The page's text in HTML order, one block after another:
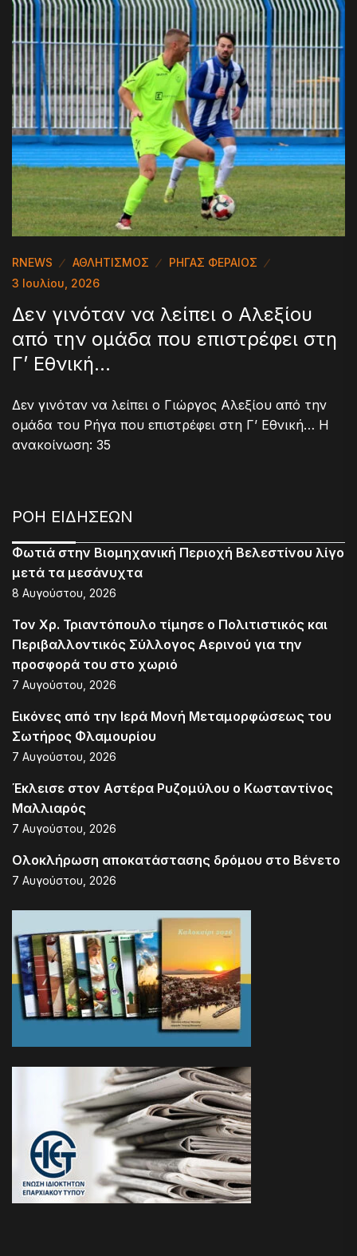
RNEWS ΑΘΛΗΤΙΣΜΟΣ
ΡΗΓΑΣ ΦΕΡΑΙΟΣ
3 Ιουλίου, 2026
Δεν γινόταν να λείπει ο Αλεξίου
από την ομάδα που επιστρέφει στη
Γ’ Εθνική…
Δεν γινόταν να λείπει ο Γιώργος Αλεξίου από την
ομάδα του Ρήγα που επιστρέφει στη Γ’ Εθνική… Η
ανακοίνωση: 35
ΡΟΗ ΕΙΔΗΣΕΩΝ
Φωτιά στην Βιομηχανική Περιοχή Βελεστίνου λίγο
μετά τα μεσάνυχτα
8 Αυγούστου, 2026
Τον Χρ. Τριαντόπουλο τίμησε ο Πολιτιστικός και
Περιβαλλοντικός Σύλλογος Αερινού για την
προσφορά του στο χωριό
7 Αυγούστου, 2026
Εικόνες από την Ιερά Μονή Μεταμορφώσεως του
Σωτήρος Φλαμουρίου
7 Αυγούστου, 2026
Έκλεισε στον Αστέρα Ρυζομύλου ο Κωσταντίνος
Μαλλιαρός
7 Αυγούστου, 2026
Ολοκλήρωση αποκατάστασης δρόμου στο Βένετο
7 Αυγούστου, 2026